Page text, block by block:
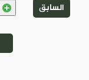
السابق